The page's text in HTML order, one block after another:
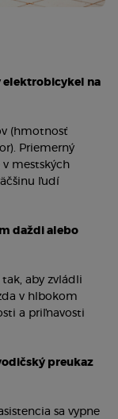
elektrobicykel na
(hmotnosť
Priemerný
mestských
ľudí
daždi alebo
aby zvládli
v hlbokom
a priľnavosti
preukaz
sa vypne